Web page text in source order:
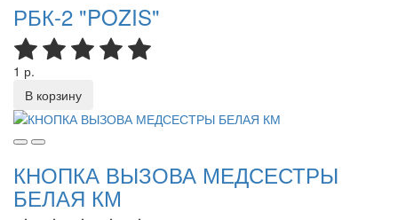
РБК-2 "POZIS"
1 р.
В корзину
КНОПКА ВЫЗОВА МЕДСЕСТРЫ
БЕЛАЯ КМ